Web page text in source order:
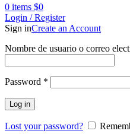
0 items $0
Login / Register
Sign inCreate an Account
Nombre de usuario o correo
Password *
Log in
Lost your password?